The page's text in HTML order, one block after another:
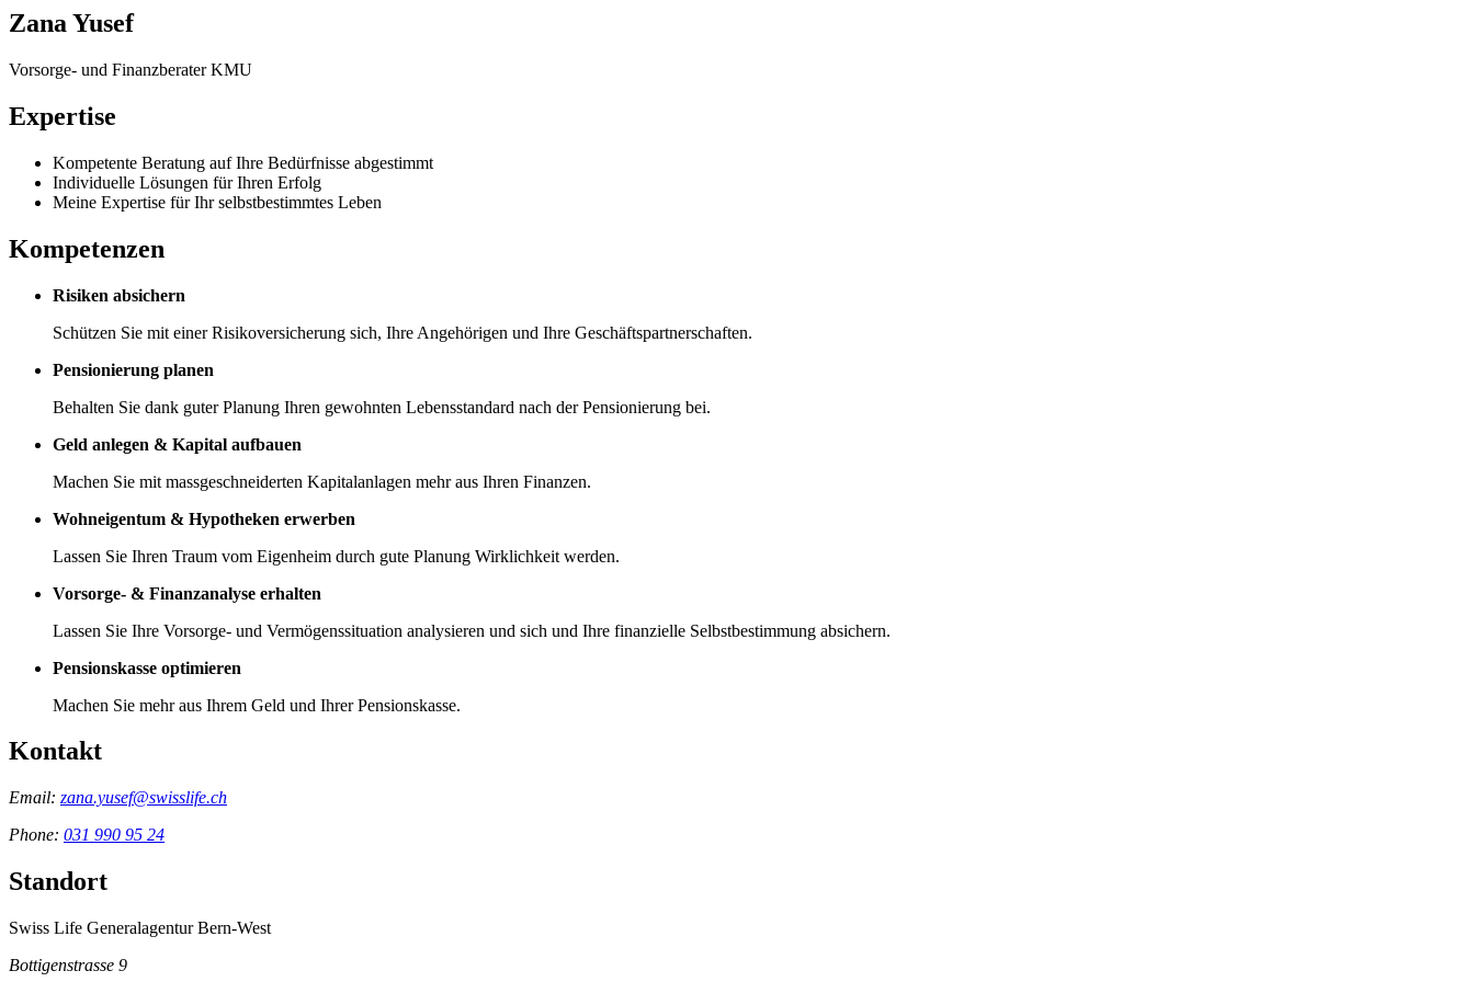
Zana Yusef
Vorsorge- und Finanzberater KMU
Expertise
Kompetente Beratung auf Ihre Bedürfnisse abgestimmt
Individuelle Lösungen für Ihren Erfolg
Meine Expertise für Ihr selbstbestimmtes Leben
Kompetenzen
Risiken absichern
Schützen Sie mit einer Risikoversicherung sich, Ihre Angehörigen und Ihre Geschäftspartnerschaften.
Pensionierung planen
Behalten Sie dank guter Planung Ihren gewohnten Lebensstandard nach der Pensionierung bei.
Geld anlegen & Kapital aufbauen
Machen Sie mit massgeschneiderten Kapitalanlagen mehr aus Ihren Finanzen.
Wohneigentum & Hypotheken erwerben
Lassen Sie Ihren Traum vom Eigenheim durch gute Planung Wirklichkeit werden.
Vorsorge- & Finanzanalyse erhalten
Lassen Sie Ihre Vorsorge- und Vermögenssituation analysieren und sich und Ihre finanzielle Selbstbestimmung absichern.
Pensionskasse optimieren
Machen Sie mehr aus Ihrem Geld und Ihrer Pensionskasse.
Kontakt
Email: zana.yusef@swisslife.ch
Phone: 031 990 95 24
Standort
Swiss Life Generalagentur Bern-West
Bottigenstrasse 9